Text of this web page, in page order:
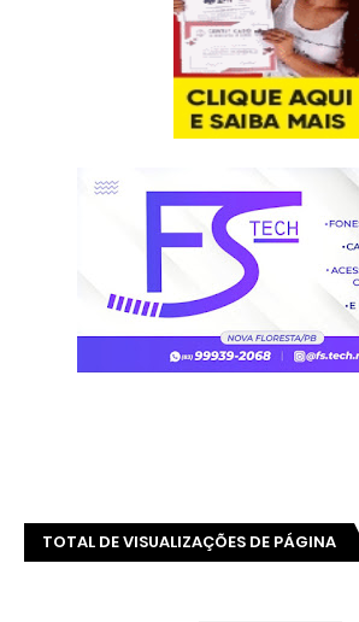
TOTAL DE VISUALIZAÇÕES DE PÁGINA